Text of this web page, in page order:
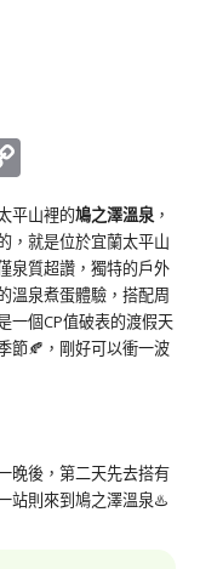
Link
平山裡的鳩之澤溫泉 ，
，就是位於宜蘭太平山
泉質超讚，獨特的戶外
溫泉煮蛋體驗，搭配周
一個CP值破表的渡假天
節🍂，剛好可以衝一波
晚後，第二天先去搭有
站則來到鳩之澤溫泉♨️